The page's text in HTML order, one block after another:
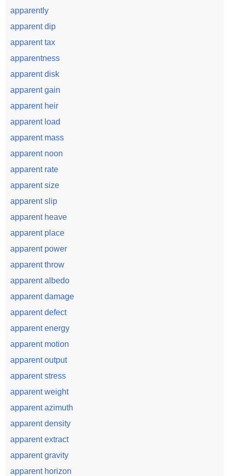
apparently
apparent dip
apparent tax
apparentness
apparent disk
apparent gain
apparent heir
apparent load
apparent mass
apparent noon
apparent rate
apparent size
apparent slip
apparent heave
apparent place
apparent power
apparent throw
apparent albedo
apparent damage
apparent defect
apparent energy
apparent motion
apparent output
apparent stress
apparent weight
apparent azimuth
apparent density
apparent extract
apparent gravity
apparent horizon